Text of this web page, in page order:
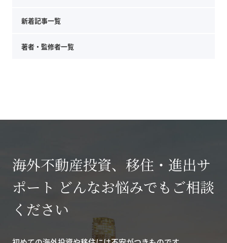
新着記事一覧
著者・監修者一覧
海外不動産投資、移住・進出サ
ポート どんなお悩みでもご相談
ください